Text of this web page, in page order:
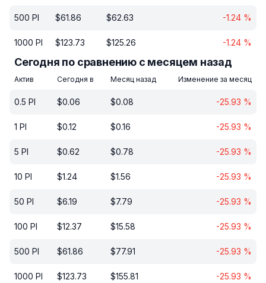
500 PI $61.86 $62.63 -1.24 %
1000 PI $123.73 $125.26 -1.24 %
Сегодня по сравнению с месяцем назад
Актив Сегодня в Месяц назад Изменение за месяц
0.5 PI $0.06 $0.08 -25.93 %
1 PI $0.12 $0.16 -25.93 %
5 PI $0.62 $0.78 -25.93 %
10 PI $1.24 $1.56 -25.93 %
50 PI $6.19 $7.79 -25.93 %
100 PI $12.37 $15.58 -25.93 %
500 PI $61.86 $77.91 -25.93 %
1000 PI $123.73 $155.81 -25.93 %